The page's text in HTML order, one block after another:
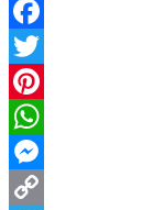
Facebook
Twitter
Pinterest
WhatsApp
Messenger